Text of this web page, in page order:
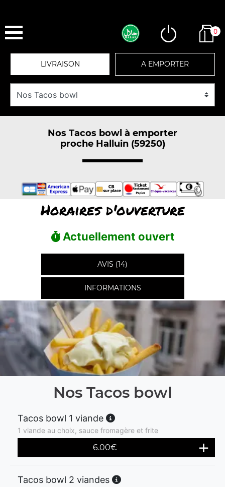
0
LIVRAISON A EMPORTER
Nos Tacos bowl à emporter
proche Halluin (59250)
Horaires d'ouverture
Actuellement ouvert
AVIS (14)
INFORMATIONS
Nos Tacos bowl
Tacos bowl 1 viande
1 viande au choix, sauce fromagère et frite
6.00€
Tacos bowl 2 viandes